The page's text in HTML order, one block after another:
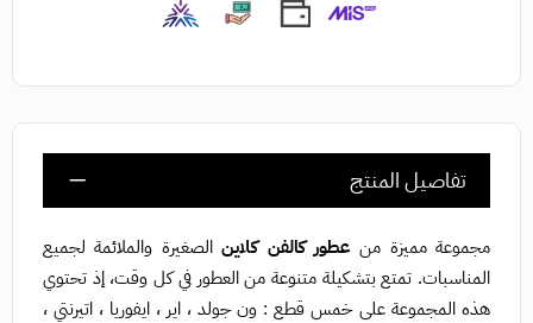
تفاصيل المنتج
مجموعة مميزة من عطور كالفن كلاينالصغيرة والملائمة لجميع
المناسبات. تمتع بتشكيلة متنوعة من العطور في كل وقت، إذ تحتوي
هذه المجموعة على خمس قطع : ون جولد ، اير ، ايفوريا ، اتيرنتي ،